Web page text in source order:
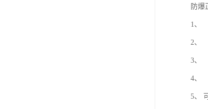
防爆
1、
2、
3、
4、
5、